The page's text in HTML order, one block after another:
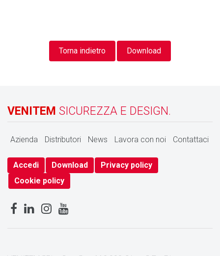
Torna indietro Download
VENITEM SICUREZZA E DESIGN.
Azienda Distributori News Lavora con noi Contattaci
Accedi Download
Privacy policy
Cookie policy